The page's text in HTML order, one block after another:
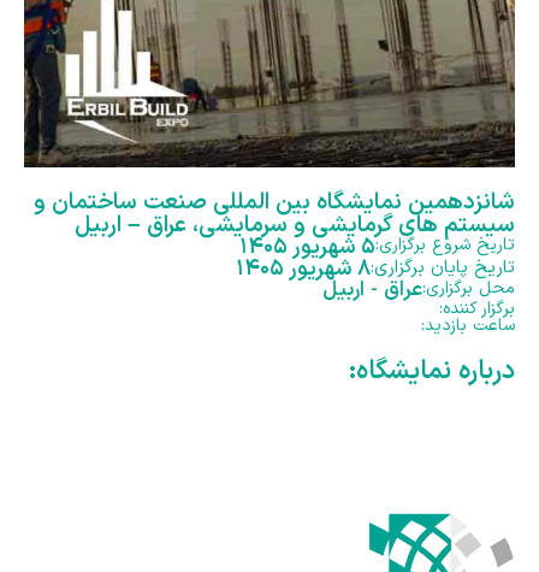
شانزدهمین نمایشگاه بین المللی صنعت ساختمان و
سیستم های گرمایشی و سرمایشی، عراق – اربیل
تاریخ شروع برگزاری:۵ شهریور ۱۴۰۵
تاریخ پایان برگزاری:۸ شهریور ۱۴۰۵
محل برگزاری:عراق - اربیل
برگزار کننده:
ساعت بازدید:
درباره نمایشگاه: